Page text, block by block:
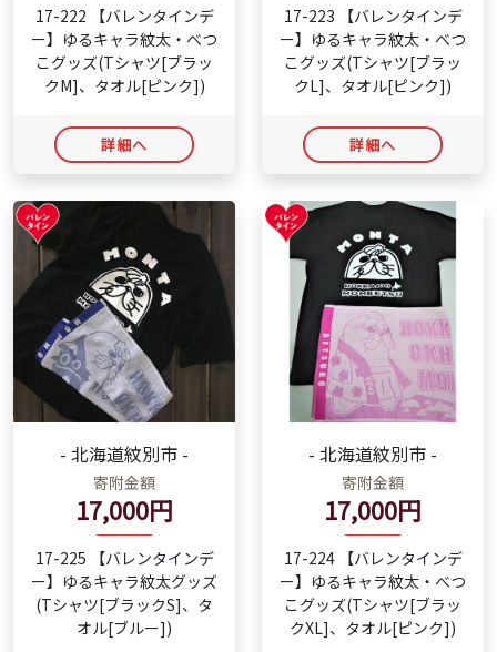
17-222 【バレンタインデ
ー】ゆるキャラ紋太・べつ
こグッズ(Tシャツ[ブラッ
クM]、タオル[ピンク])
詳細へ
17-223 【バレンタインデ
ー】ゆるキャラ紋太・べつ
こグッズ(Tシャツ[ブラッ
クL]、タオル[ピンク])
詳細へ
- 北海道紋別市 -
寄附金額
17,000円
17-225 【バレンタインデ
ー】ゆるキャラ紋太グッズ
(Tシャツ[ブラックS]、タ
オル[ブルー])
- 北海道紋別市 -
寄附金額
17,000円
17-224 【バレンタインデ
ー】ゆるキャラ紋太・べつ
こグッズ(Tシャツ[ブラッ
クXL]、タオル[ピンク])